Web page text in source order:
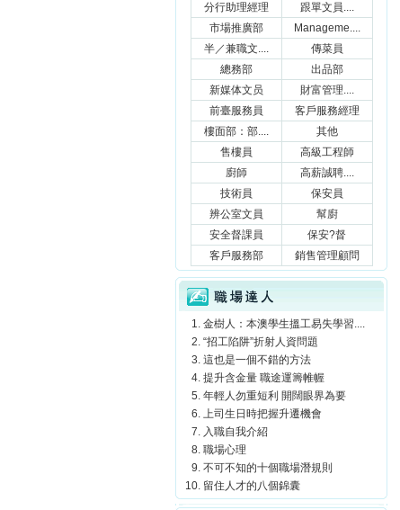
分行助理經理
跟單文員....
市場推廣部
Manageme....
半／兼職文....
傳菜員
總務部
出品部
新媒体文员
財富管理....
前臺服務員
客戶服務經理
樓面部：部....
其他
售樓員
高級工程師
廚師
高薪誠聘....
技術員
保安員
辨公室文員
幫廚
安全督課員
保安?督
客戶服務部
銷售管理顧問
職場達人
金樹人：本澳學生搵工易失學習....
“招工陷阱”折射人資問題
這也是一個不錯的方法
提升含金量 職途運籌帷幄
年輕人勿重短利 開闊眼界為要
上司生日時把握升遷機會
入職自我介紹
職場心理
不可不知的十個職場潛規則
留住人才的八個錦囊